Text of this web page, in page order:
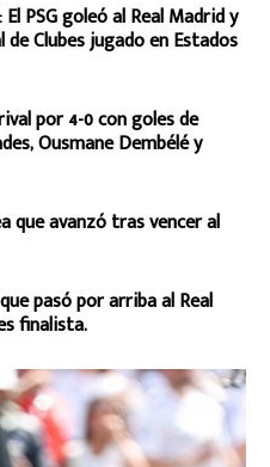
El PSG goleó al Real Madrid y
Clubes jugado en Estados
por 4-0 con goles de
Ousmane Dembélé y
que avanzó tras vencer al
pasó por arriba al Real
finalista.